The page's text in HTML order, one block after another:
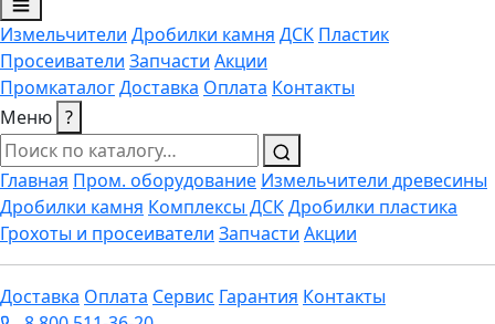
Измельчители Дробилки камня ДСК Пластик
Просеиватели Запчасти Акции
ПромкаталогДоставка Оплата Контакты
Меню ?
Главная Пром. оборудование Измельчители древесины
Дробилки камня Комплексы ДСКДробилки пластика
Грохоты и просеиватели Запчасти Акции
Доставка Оплата Сервис Гарантия Контакты